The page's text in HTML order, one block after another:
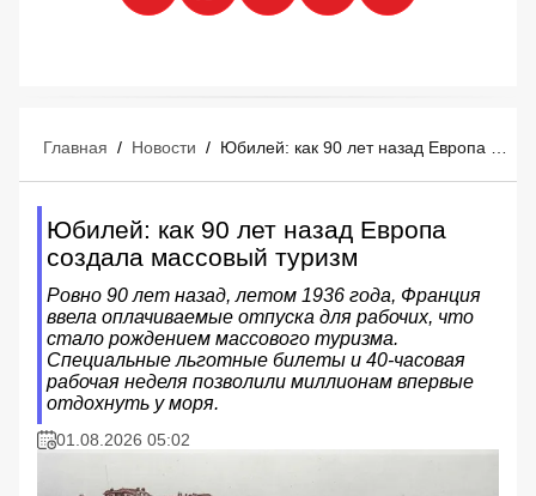
Главная / Новости /
Юбилей: как 90 лет назад Европа
создала массовый туризм
Ровно 90 лет назад, летом 1936 года, Франция
ввела оплачиваемые отпуска для рабочих, что
стало рождением массового туризма.
Специальные льготные билеты и 40-часовая
рабочая неделя позволили миллионам впервые
отдохнуть у моря.
01.08.2026 05:02